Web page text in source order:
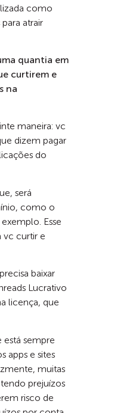
como
atrair
quantia em
curtirem e
na
maneira: vc
dizem pagar
do
será
como o
Esse
vc curtir e
baixar
Lucrativo
licença, que
está sempre
apps e sites
muitas
prejuízos
risco de